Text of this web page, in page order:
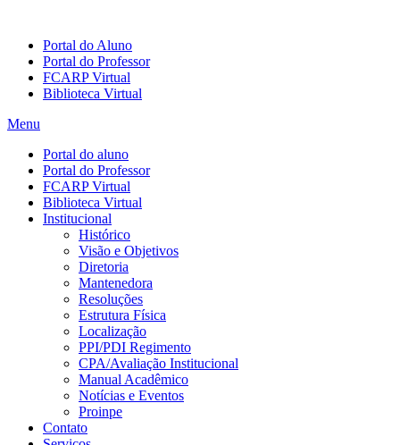
Portal do Aluno
Portal do Professor
FCARP Virtual
Biblioteca Virtual
Menu
Portal do aluno
Portal do Professor
FCARP Virtual
Biblioteca Virtual
Institucional
Histórico
Visão e Objetivos
Diretoria
Mantenedora
Resoluções
Estrutura Física
Localização
PPI/PDI Regimento
CPA/Avaliação Institucional
Manual Acadêmico
Notícias e Eventos
Proinpe
Contato